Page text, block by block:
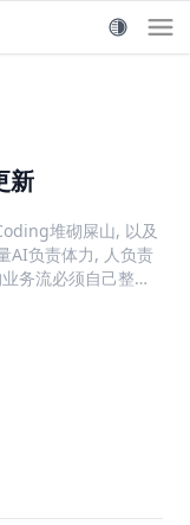
新
堆砌屎山, 以及
AI负责体力, 人负责
务流必须自己整体
过程, 任何一环做